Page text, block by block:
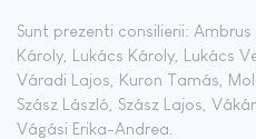
Sunt prezenti consilierii:
Károly, Lukács Károly, Lukács
Váradi Lajos, Kuron Tamás,
Szász László, Szász Lajos,
Vágási Erika-Andrea.